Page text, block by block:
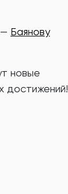
Баянову
новые
достижений!